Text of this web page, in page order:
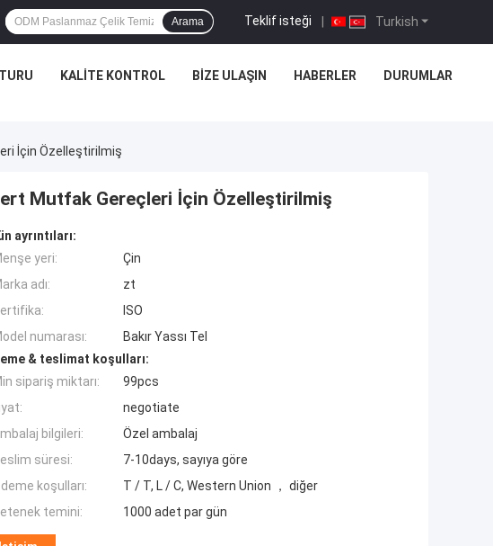
Turkish
Teklif isteği |
Arama
KALITE KONTROL BIZE ULAŞIN HABERLER DURUMLAR
İçin Özelleştirilmiş
Mutfak Gereçleri İçin Özelleştirilmiş
ayrıntıları:
yeri:
Çin
adı:
zt
ISO
numarası:
Bakır Yassı Tel
& teslimat koşulları:
sipariş miktarı:
99pcs
negotiate
bilgileri:
Özel ambalaj
süresi:
7-10days, sayıya göre
koşulları:
T / T, L / C, Western Union ， diğer
temini:
1000 adet par gün